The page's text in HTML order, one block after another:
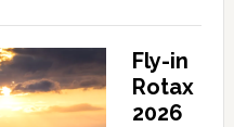
Fly-in
Rotax
2026